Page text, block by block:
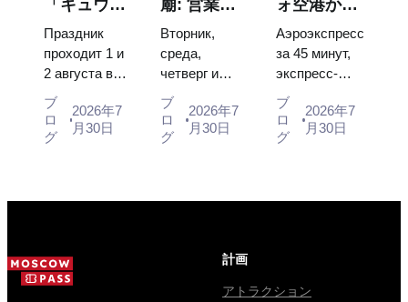
flight...
booking the...
「キュウリ
の日」
2026：チケ
ット、日
程、モスク
ワからのア
クセス方法
Праздник
проходит 1 и
2 августа в
Музее
деревянного
зодчества.
через
Владими...
ブ
ロ
グ
2026年7
月30日
廟: 営業時
間、入場方
法、そして
クレムリン
との混同に
ついての主
な混乱点
Вторник,
среда,
четверг и
суббота с
10:00 до
13:00, вход
Мавзолей
ブ
ロ
グ
2026年7
月30日
ォ空港から
モスクワ市
内へ：エア
ポートエク
スプレス、
バス、また
は電車
Аэроэкспресс
за 45 минут,
экспресс-
автобус за
450 рублей,
социальный
ブ
ロ
グ
2026年7
月30日
計画
アトラクション